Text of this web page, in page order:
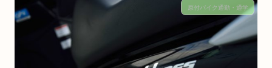
原付バイク通勤・通学